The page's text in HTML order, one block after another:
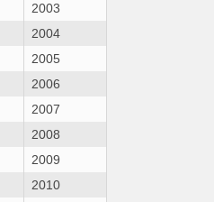
2003
2004
2005
2006
2007
2008
2009
2010